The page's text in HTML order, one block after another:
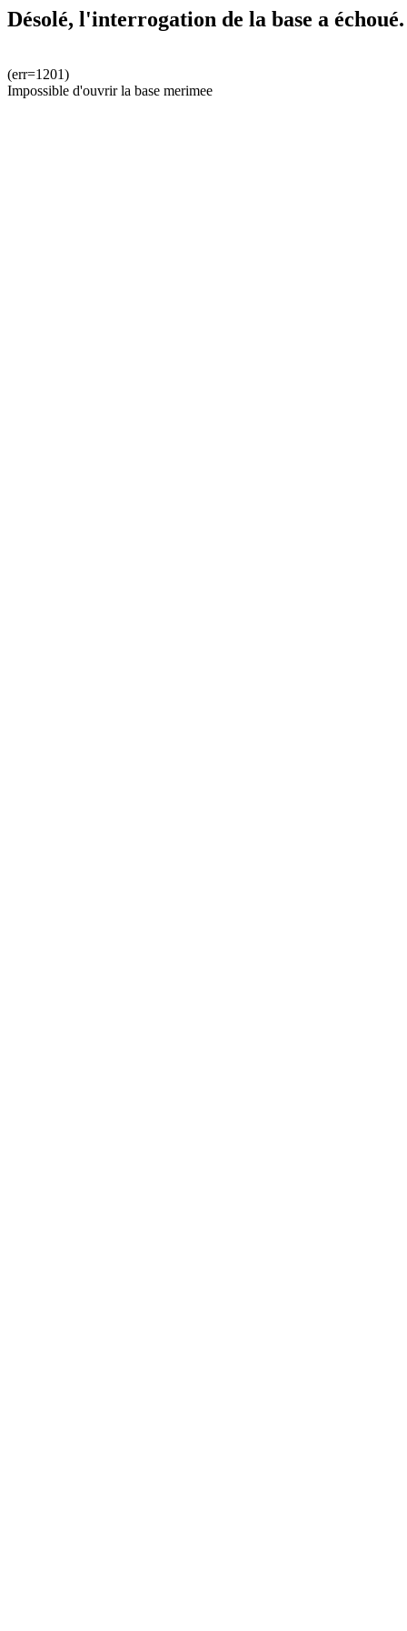
Désolé, l'interrogation de la base a échoué.
(err=1201)
Impossible d'ouvrir la base merimee